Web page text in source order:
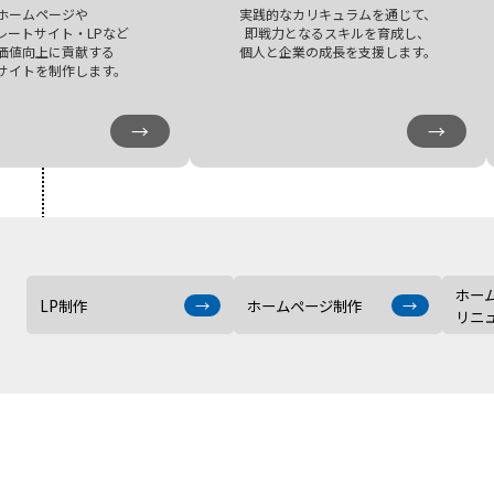
ームページや
ートサイト・LPなど
値向上に貢献する
イトを制作します。
→
実践的なカリキュラムを通じて、
即戦力となるスキルを育成し、
個人と企業の成長を支援します。
→
LP制作 → ホームページ制作 →
ホー
リニ